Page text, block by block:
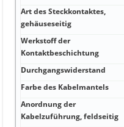
Art des Steckkontaktes,
gehäuseseitig
Werkstoff der
Kontaktbeschichtung
Durchgangswiderstand
Farbe des Kabelmantels
Anordnung der
Kabelzuführung, feldseitig